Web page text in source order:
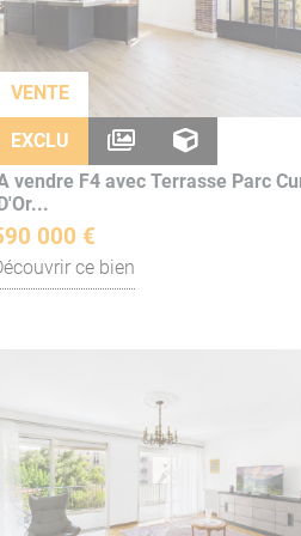
VENTE
EXCLU
vendre F4 avec Terrasse Parc
000 €
ce bien